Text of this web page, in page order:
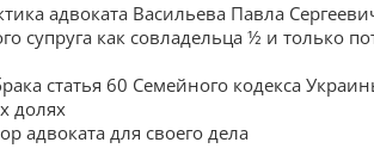
адвоката Васильева Павла
супруга как совладельца ½ и только
статья 60 Семейного кодекса
долях
адвоката для своего дела